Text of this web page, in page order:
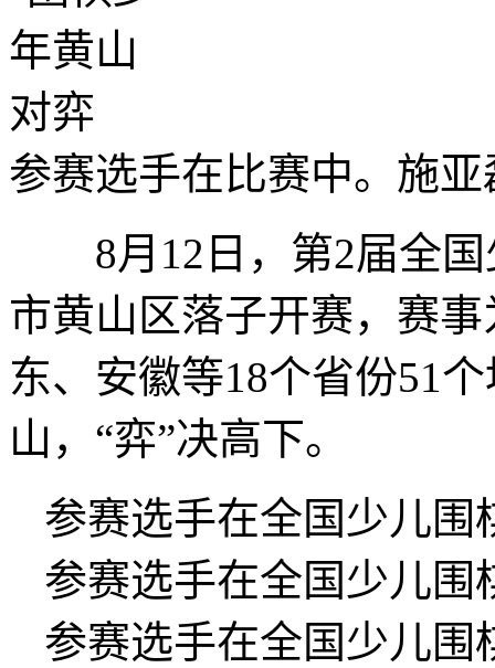
参赛选手在比赛中。施亚
8月12日，第2届全国
市黄山区落子开赛，赛
东、安徽等18个省份51
山，“弈”决高下。
参赛选手在全国少儿
参赛选手在全国少儿
参赛选手在全国少儿